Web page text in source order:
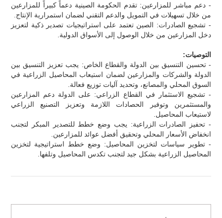
- دعم مباشر للمزارعين: تقدم الحكومة الصينية دعماً كبيراً للمزارعين
من خلال تسهيلات في التمويل والدعم التقني لضمان استمرارية الإنتاج.
- تشجيع الصادرات: الصين تعتمد على استراتيجيات تصدير ذكية لتعزيز
دخل المزارعين من خلال الوصول إلى الأسواق الدولية.
التوصيات:
- تحسين التنسيق بين الدولة والقطاع الخاص: يجب تعزيز التنسيق بين
الدولة والشركات والمزارعين لضمان استيعاب المحاصيل الزراعية في
السوق المحلي والمصانع، وتحديد آليات توزيع فعالة.
- تشجيع الاستثمار في القطاع الزراعي: على الدولة دعم المزارعين
والمستثمرين وتوفير الحصادات اللازمة وتعزيز التصنيع الزراعي
لاستيعاب المحاصيل.
- تحفيز الصادرات الزراعية: يجب وضع خطط للتصدير المبكر لتجنب
انخفاض الأسعار المحلي وتحقيق أفضل عوائد للمزارعين.
- تطوير سياسات لتخزين المحاصيل: وضع خطط استراتيجية لتخزين
المحاصيل الزراعية بشكل جيد لتجنب تكدس المحاصيل وتلفها.